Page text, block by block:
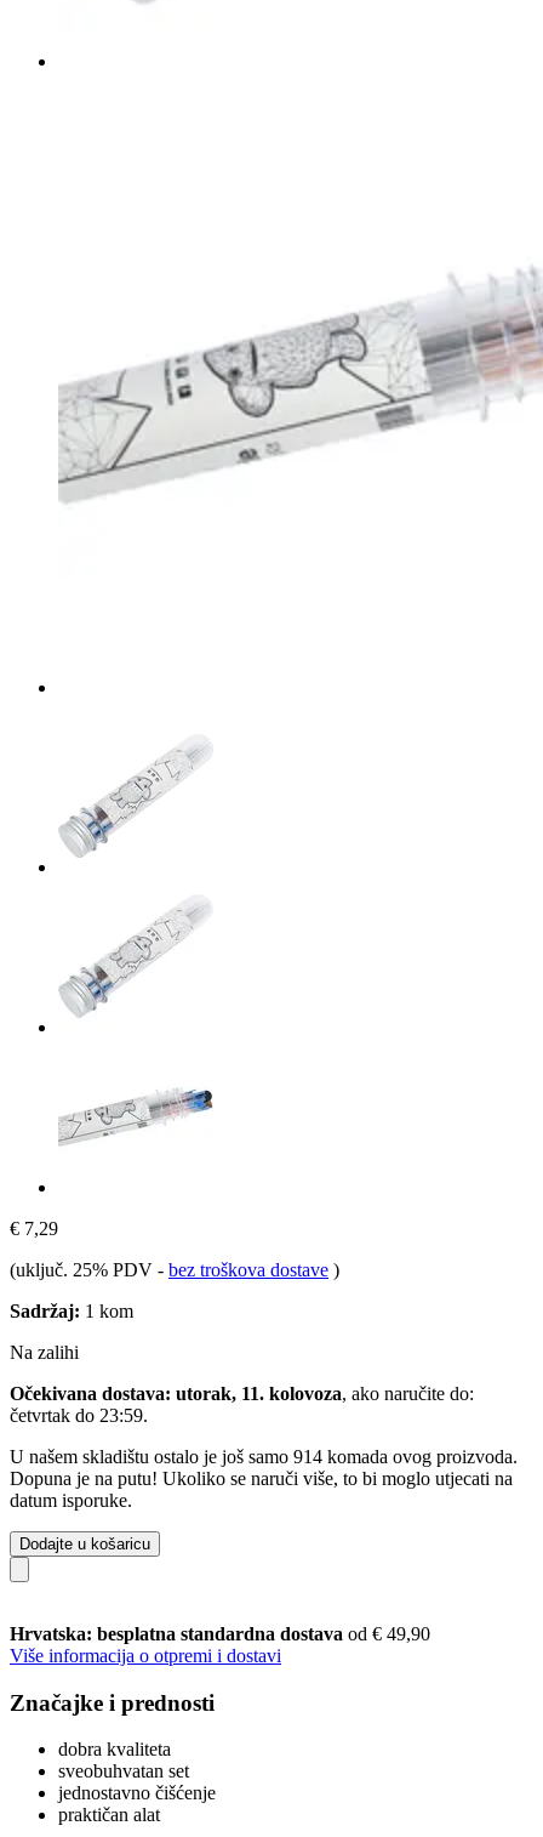
€ 7,29
(uključ. 25% PDV - bez troškova dostave )
Sadržaj: 1 kom
Na zalihi
Očekivana dostava: utorak, 11. kolovoza, ako naručite do:
četvrtak do 23:59.
U našem skladištu ostalo je još samo 914 komada ovog proizvoda.
Dopuna je na putu! Ukoliko se naruči više, to bi moglo utjecati na
datum isporuke.
Dodajte u košaricu
Hrvatska: besplatna standardna dostava od € 49,90
Više informacija o otpremi i dostavi
Značajke i prednosti
dobra kvaliteta
sveobuhvatan set
jednostavno čišćenje
praktičan alat